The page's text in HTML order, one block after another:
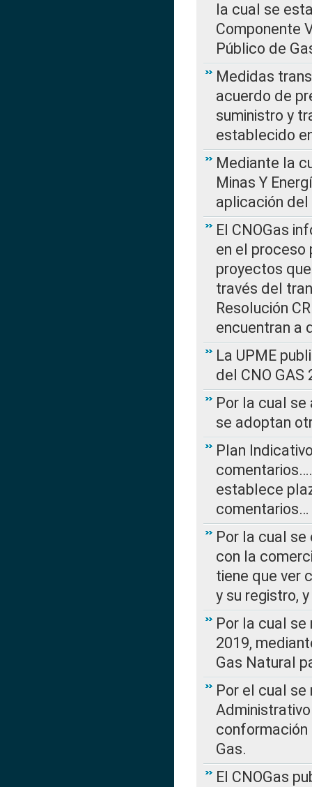
la cual se
Componente
Público de
Medidas
acuerdo de
suministro y
establecido
Mediante la
Minas Y
aplicación
El CNOGas
en el proceso
proyectos
través del
Resolución
encuentran a
La UPME
del CNO
Por la cual
se adoptan
Plan
establece
comentarios…
Por la cual
con la
tiene que ver
y su registro,
Por la cual
2019,
Gas Natural
Por el cual
conformación
Gas.
El CNOGas